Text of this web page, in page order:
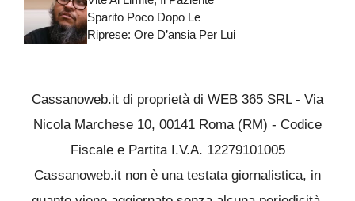
Sparito Poco Dopo Le
Riprese: Ore D’ansia Per Lui
Cassanoweb.it di proprietà di WEB 365 SRL - Via
Nicola Marchese 10, 00141 Roma (RM) - Codice
Fiscale e Partita I.V.A. 12279101005
Cassanoweb.it non è una testata giornalistica, in